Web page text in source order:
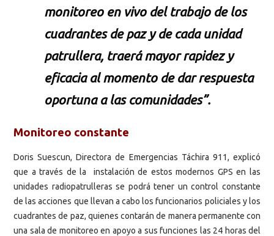
monitoreo en vivo del trabajo de los
cuadrantes de paz y de cada unidad
patrullera, traerá mayor rapidez y
eficacia al momento de dar respuesta
oportuna a las comunidades”.
Monitoreo constante
Doris Suescun, Directora de Emergencias Táchira 911, explicó
que a través de la instalación de estos modernos GPS en las
unidades radiopatrulleras se podrá tener un control constante
de las acciones que llevan a cabo los funcionarios policiales y los
cuadrantes de paz, quienes contarán de manera permanente con
una sala de monitoreo en apoyo a sus funciones las 24 horas del